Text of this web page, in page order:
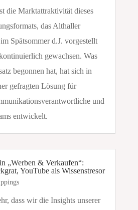
die Marktattraktivität dieses
das Althaller
Spätsommer d.J. vorgestellt
gewachsen. Was
begonnen hat, hat sich in
gefragten Lösung für
und
entwickelt.
„Werben & Verkaufen“:
YouTube als Wissenstresor
dass wir die Insights unserer